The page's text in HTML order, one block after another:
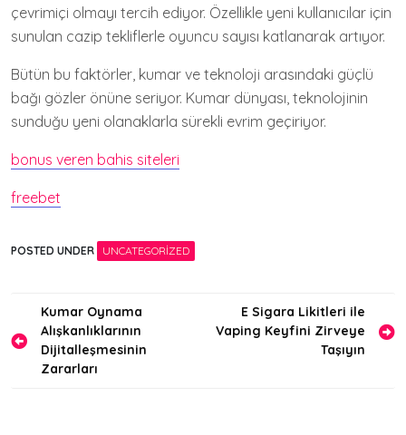
çevrimiçi olmayı tercih ediyor. Özellikle yeni kullanıcılar için
sunulan cazip tekliflerle oyuncu sayısı katlanarak artıyor.
Bütün bu faktörler, kumar ve teknoloji arasındaki güçlü
bağı gözler önüne seriyor. Kumar dünyası, teknolojinin
sunduğu yeni olanaklarla sürekli evrim geçiriyor.
bonus veren bahis siteleri
freebet
POSTED UNDER UNCATEGORIZED
Yazı
gezinmesi
Kumar Oynama
Alışkanlıklarının
Dijitalleşmesinin
Zararları
E Sigara Likitleri ile
Vaping Keyfini Zirveye
Taşıyın